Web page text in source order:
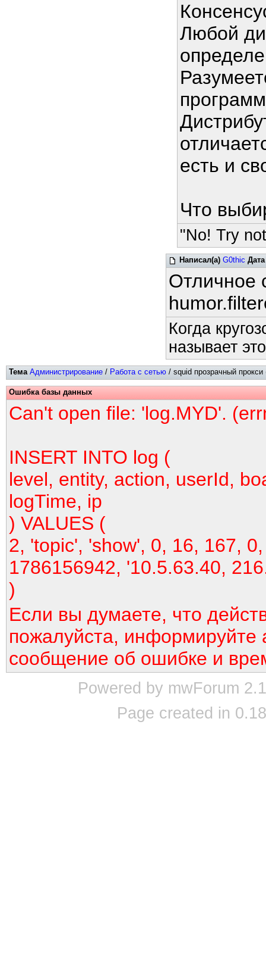
Любой
есть и
Что
"No! Try
Написал(а) G0thic Дата
Отличное
Когда
называет
Тема Администрирование / Работа с сетью / squid прозрачный прокси
Ошибка базы данных
Can't open file: 'log.MYD'.
INSERT INTO log (
level, entity, action, userId,
logTime, ip
) VALUES (
2, 'topic', 'show', 0, 16, 167,
1786156942, '10.5.63.40,
)
Если вы думаете, что
пожалуйста, информируйте
сообщение об ошибке и
Powered by mwForum
Page created in